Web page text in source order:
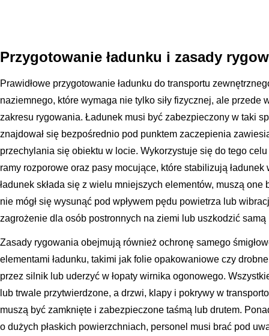
Przygotowanie ładunku i zasady
Prawidłowe przygotowanie ładunku do transportu
naziemnego, które wymaga nie tylko siły fizycznej, ale przede
zakresu rygowania. Ładunek musi być zabezpieczony w taki
znajdował się bezpośrednio pod punktem zaczepienia
przechylania się obiektu w locie. Wykorzystuje się do tego
ramy rozporowe oraz pasy mocujące, które stabilizują
ładunek składa się z wielu mniejszych elementów, muszą
nie mógł się wysunąć pod wpływem pędu powietrza lub
zagrożenie dla osób postronnych na ziemi lub uszkodzić samą
Zasady rygowania obejmują również ochronę samego
elementami ładunku, takimi jak folie opakowaniowe czy
przez silnik lub uderzyć w łopaty wirnika ogonowego.
lub trwale przytwierdzone, a drzwi, klapy i pokrywy w
muszą być zamknięte i zabezpieczone taśmą lub drutem.
o dużych płaskich powierzchniach, personel musi brać pod